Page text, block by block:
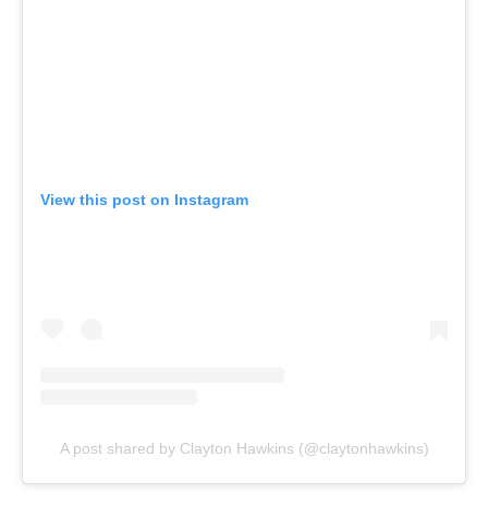
View this post on Instagram
A post shared by Clayton Hawkins (@claytonhawkins)